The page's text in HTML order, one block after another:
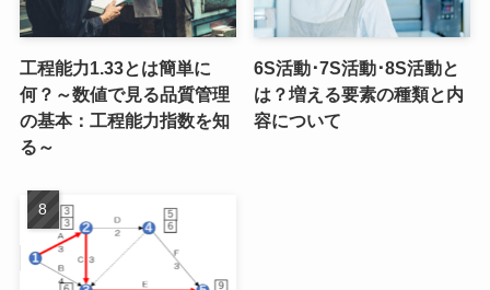
工程能力1.33とは簡単に
何？～数値で見る品質管理
の基本：工程能力指数を知
る～
6S活動･7S活動･8S活動と
は？増える要素の種類と内
容について